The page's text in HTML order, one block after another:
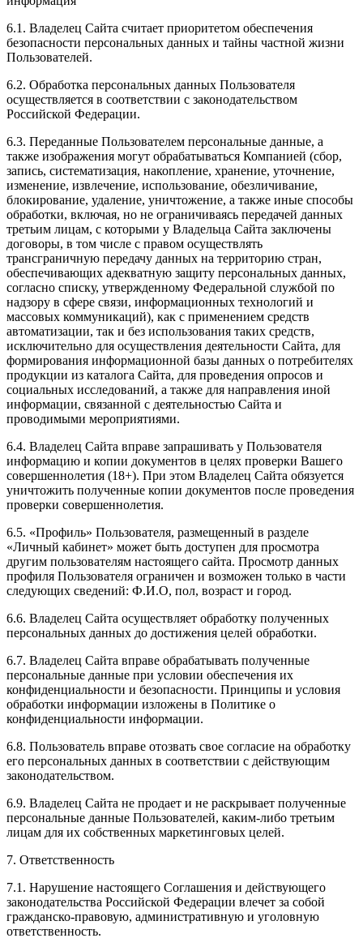
6.1. Владелец Сайта считает приоритетом обеспечения
безопасности персональных данных и тайны частной жизни
Пользователей.
6.2. Обработка персональных данных Пользователя
осуществляется в соответствии с законодательством
Российской Федерации.
6.3. Переданные Пользователем персональные данные, а
также изображения могут обрабатываться Компанией (сбор,
запись, систематизация, накопление, хранение, уточнение,
изменение, извлечение, использование, обезличивание,
блокирование, удаление, уничтожение, а также иные способы
обработки, включая, но не ограничиваясь передачей данных
третьим лицам, с которыми у Владельца Сайта заключены
договоры, в том числе с правом осуществлять
трансграничную передачу данных на территорию стран,
обеспечивающих адекватную защиту персональных данных,
согласно списку, утвержденному Федеральной службой по
надзору в сфере связи, информационных технологий и
массовых коммуникаций), как с применением средств
автоматизации, так и без использования таких средств,
исключительно для осуществления деятельности Сайта, для
формирования информационной базы данных о потребителях
продукции из каталога Сайта, для проведения опросов и
социальных исследований, а также для направления иной
информации, связанной с деятельностью Сайта и
проводимыми мероприятиями.
6.4. Владелец Сайта вправе запрашивать у Пользователя
информацию и копии документов в целях проверки Вашего
совершеннолетия (18+). При этом Владелец Сайта обязуется
уничтожить полученные копии документов после проведения
проверки совершеннолетия.
6.5. «Профиль» Пользователя, размещенный в разделе
«Личный кабинет» может быть доступен для просмотра
другим пользователям настоящего сайта. Просмотр данных
профиля Пользователя ограничен и возможен только в части
следующих сведений: Ф.И.О, пол, возраст и город.
6.6. Владелец Сайта осуществляет обработку полученных
персональных данных до достижения целей обработки.
6.7. Владелец Сайта вправе обрабатывать полученные
персональные данные при условии обеспечения их
конфиденциальности и безопасности. Принципы и условия
обработки информации изложены в Политике о
конфиденциальности информации.
6.8. Пользователь вправе отозвать свое согласие на обработку
его персональных данных в соответствии с действующим
законодательством.
6.9. Владелец Сайта не продает и не раскрывает полученные
персональные данные Пользователей, каким-либо третьим
лицам для их собственных маркетинговых целей.
7. Ответственность
7.1. Нарушение настоящего Соглашения и действующего
законодательства Российской Федерации влечет за собой
гражданско-правовую, административную и уголовную
ответственность.